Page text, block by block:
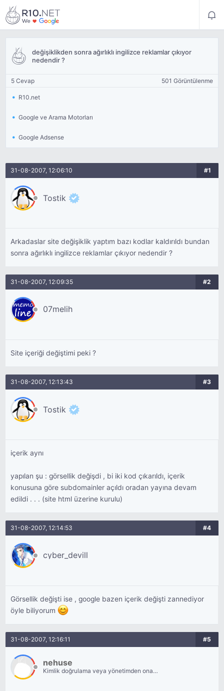
değişiklikden sonra ağırlıklı ingilizce reklamlar çıkıyor
nedendir ?
5 Cevap 501 Görüntülenme
R10.net
Google ve Arama Motorları
Google Adsense
31-08-2007, 12:06:10 #1
Tostik
Arkadaslar site değişiklik yaptım bazı kodlar kaldırıldı bundan
sonra ağırlıklı ingilizce reklamlar çıkıyor nedendir ?
31-08-2007, 12:09:35 #2
07melih
Site içeriği değiştimi peki ?
31-08-2007, 12:13:43 #3
Tostik
içerik aynı
yapılan şu : görsellik değişdi , bi iki kod çıkarıldı, içerik
konusuna göre subdomainler açıldı oradan yayına devam
edildi . . . (site html üzerine kurulu)
31-08-2007, 12:14:53 #4
cyber_devill
Görsellik değişti ise , google bazen içerik değişti zannediyor
öyle biliyorum
31-08-2007, 12:16:11 #5
nehuse
Kimlik doğrulama veya yönetimden onay